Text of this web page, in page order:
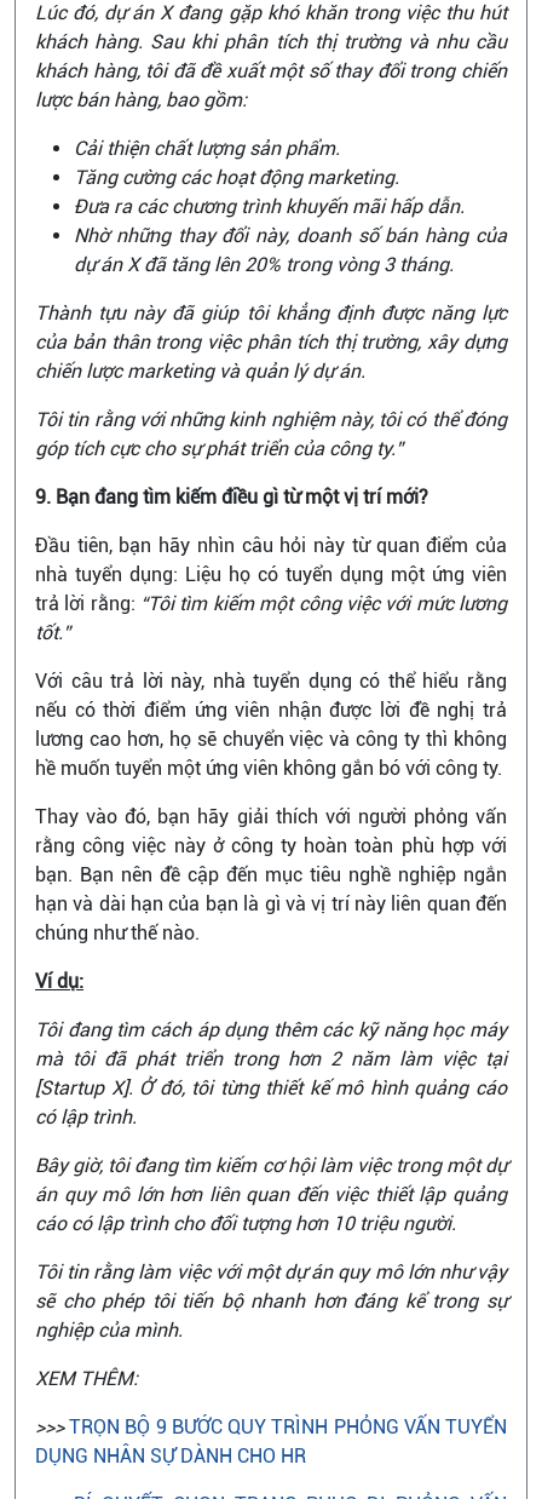
Lúc đó, dự án X đang gặp khó khăn trong việc thu hút
khách hàng. Sau khi phân tích thị trường và nhu cầu
khách hàng, tôi đã đề xuất một số thay đổi trong chiến
lược bán hàng, bao gồm:
Cải thiện chất lượng sản phẩm.
Tăng cường các hoạt động marketing.
Đưa ra các chương trình khuyến mãi hấp dẫn.
Nhờ những thay đổi này, doanh số bán hàng của
dự án X đã tăng lên 20% trong vòng 3 tháng.
Thành tựu này đã giúp tôi khẳng định được năng lực
của bản thân trong việc phân tích thị trường, xây dựng
chiến lược marketing và quản lý dự án.
Tôi tin rằng với những kinh nghiệm này, tôi có thể đóng
góp tích cực cho sự phát triển của công ty.”
9. Bạn đang tìm kiếm điều gì từ một vị trí mới?
Đầu tiên, bạn hãy nhìn câu hỏi này từ quan điểm của
nhà tuyển dụng: Liệu họ có tuyển dụng một ứng viên
trả lời rằng: “Tôi tìm kiếm một công việc với mức lương
tốt.”
Với câu trả lời này, nhà tuyển dụng có thể hiểu rằng
nếu có thời điểm ứng viên nhận được lời đề nghị trả
lương cao hơn, họ sẽ chuyển việc và công ty thì không
hề muốn tuyển một ứng viên không gắn bó với công ty.
Thay vào đó, bạn hãy giải thích với người phỏng vấn
rằng công việc này ở công ty hoàn toàn phù hợp với
bạn. Bạn nên đề cập đến mục tiêu nghề nghiệp ngắn
hạn và dài hạn của bạn là gì và vị trí này liên quan đến
chúng như thế nào.
Ví dụ:
Tôi đang tìm cách áp dụng thêm các kỹ năng học máy
mà tôi đã phát triển trong hơn 2 năm làm việc tại
[Startup X]. Ở đó, tôi từng thiết kế mô hình quảng cáo
có lập trình.
Bây giờ, tôi đang tìm kiếm cơ hội làm việc trong một dự
án quy mô lớn hơn liên quan đến việc thiết lập quảng
cáo có lập trình cho đối tượng hơn 10 triệu người.
Tôi tin rằng làm việc với một dự án quy mô lớn như vậy
sẽ cho phép tôi tiến bộ nhanh hơn đáng kể trong sự
nghiệp của mình.
XEM THÊM:
>>>TRỌN BỘ 9 BƯỚC QUY TRÌNH PHỎNG VẤN TUYỂN
DỤNG NHÂN SỰ DÀNH CHO HR